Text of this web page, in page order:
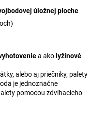
úložnej ploche
a ako lyžinové
alebo aj priečniky, palety
je jednoznačne
pomocou zdvíhacieho